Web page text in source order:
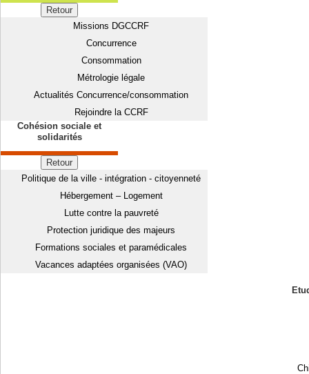
Retour
Missions DGCCRF
Concurrence
Consommation
Métrologie légale
Actualités Concurrence/consommation
Rejoindre la CCRF
Cohésion sociale et
solidarités
Retour
Politique de la ville - intégration - citoyenneté
Hébergement – Logement
Lutte contre la pauvreté
Protection juridique des majeurs
Formations sociales et paramédicales
Vacances adaptées organisées (VAO)